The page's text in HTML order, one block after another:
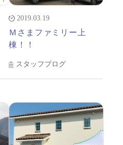
2019.03.19
Ｍさまファミリー上
棟！！
スタッフブログ